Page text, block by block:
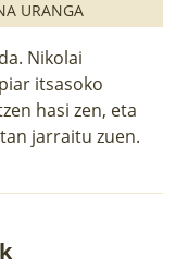
URANGA
Nikolai
itsasoko
hasi zen, eta
jarraitu zuen.